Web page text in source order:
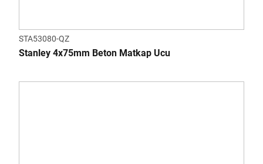
STA53080-QZ
Stanley 4x75mm Beton Matkap Ucu